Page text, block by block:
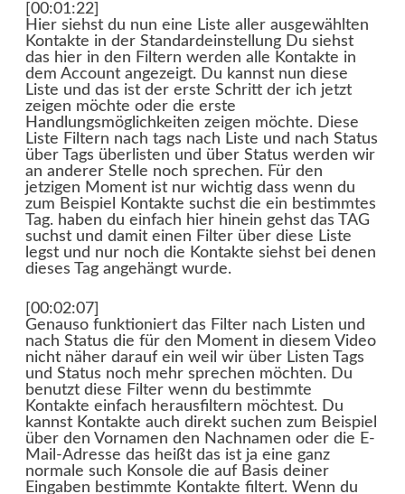
[00:01:22]
Hier siehst du nun eine Liste aller ausgewählten
Kontakte in der Standardeinstellung Du siehst
das hier in den Filtern werden alle Kontakte in
dem Account angezeigt. Du kannst nun diese
Liste und das ist der erste Schritt der ich jetzt
zeigen möchte oder die erste
Handlungsmöglichkeiten zeigen möchte. Diese
Liste Filtern nach tags nach Liste und nach Status
über Tags überlisten und über Status werden wir
an anderer Stelle noch sprechen. Für den
jetzigen Moment ist nur wichtig dass wenn du
zum Beispiel Kontakte suchst die ein bestimmtes
Tag. haben du einfach hier hinein gehst das TAG
suchst und damit einen Filter über diese Liste
legst und nur noch die Kontakte siehst bei denen
dieses Tag angehängt wurde.
[00:02:07]
Genauso funktioniert das Filter nach Listen und
nach Status die für den Moment in diesem Video
nicht näher darauf ein weil wir über Listen Tags
und Status noch mehr sprechen möchten. Du
benutzt diese Filter wenn du bestimmte
Kontakte einfach herausfiltern möchtest. Du
kannst Kontakte auch direkt suchen zum Beispiel
über den Vornamen den Nachnamen oder die E-
Mail-Adresse das heißt das ist ja eine ganz
normale such Konsole die auf Basis deiner
Eingaben bestimmte Kontakte filtert. Wenn du